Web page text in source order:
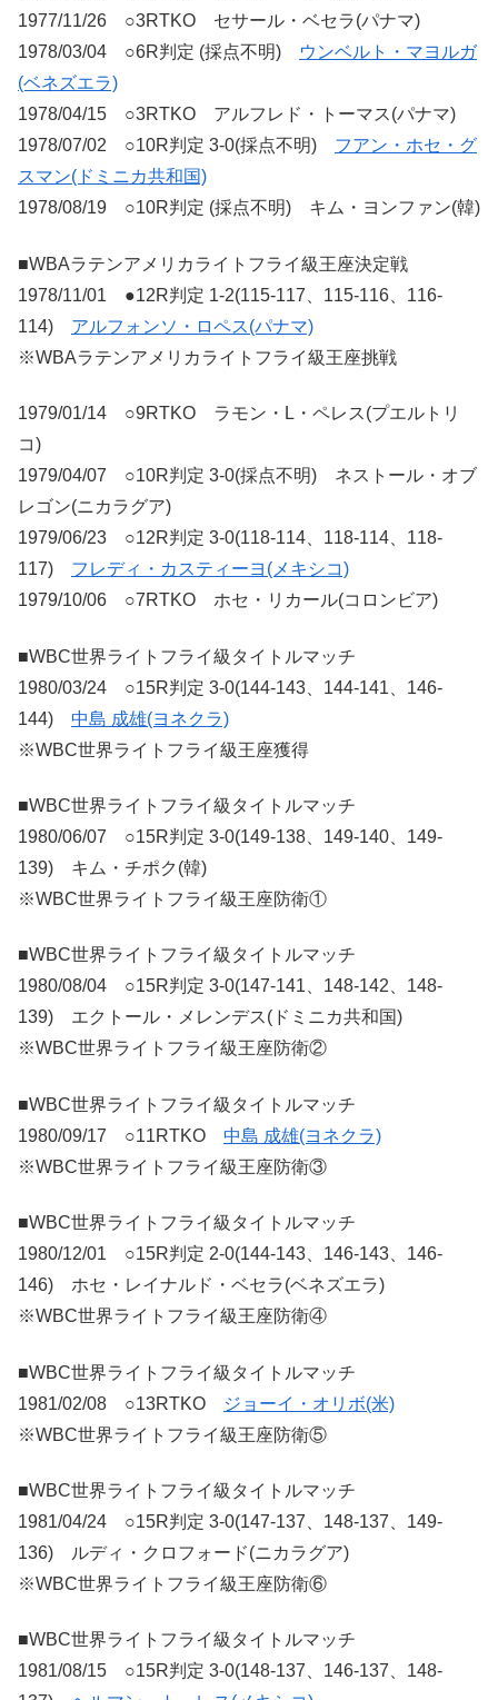
1977/11/26 ○3RTKO セサール・ベセラ(パナマ)
1978/03/04 ○6R判定 (採点不明)
ウンベルト・マヨルガ
(ベネズエラ)
1978/04/15 ○3RTKO アルフレド・トーマス(パナマ)
1978/07/02 ○10R判定 3-0(採点不明) フアン・ホセ・グ
スマン(ドミニカ共和国)
1978/08/19 ○10R判定 (採点不明) キム・ヨンファン(韓)
■WBAラテンアメリカライトフライ級王座決定戦
1978/11/01 ●12R判定 1-2(115-117、115-116、116-
114) アルフォンソ・ロペス(パナマ)
※WBAラテンアメリカライトフライ級王座挑戦
1979/01/14 ○9RTKO ラモン・L・ペレス(プエルトリ
コ)
1979/04/07 ○10R判定 3-0(採点不明) ネストール・オブ
レゴン(ニカラグア)
1979/06/23 ○12R判定 3-0(118-114、118-114、118-
117) フレディ・カスティーヨ(メキシコ)
1979/10/06 ○7RTKO ホセ・リカール(コロンビア)
■WBC世界ライトフライ級タイトルマッチ
1980/03/24 ○15R判定 3-0(144-143、144-141、146-
144) 中島 成雄(ヨネクラ)
※WBC世界ライトフライ級王座獲得
■WBC世界ライトフライ級タイトルマッチ
1980/06/07 ○15R判定 3-0(149-138、149-140、149-
139) キム・チポク(韓)
※WBC世界ライトフライ級王座防衛①
■WBC世界ライトフライ級タイトルマッチ
1980/08/04 ○15R判定 3-0(147-141、148-142、148-
139) エクトール・メレンデス(ドミニカ共和国)
※WBC世界ライトフライ級王座防衛②
■WBC世界ライトフライ級タイトルマッチ
1980/09/17 ○11RTKO 中島 成雄(ヨネクラ)
※WBC世界ライトフライ級王座防衛③
■WBC世界ライトフライ級タイトルマッチ
1980/12/01 ○15R判定 2-0(144-143、146-143、146-
146) ホセ・レイナルド・ベセラ(ベネズエラ)
※WBC世界ライトフライ級王座防衛④
■WBC世界ライトフライ級タイトルマッチ
1981/02/08 ○13RTKO
ジョーイ・オリボ(米)
※WBC世界ライトフライ級王座防衛⑤
■WBC世界ライトフライ級タイトルマッチ
1981/04/24 ○15R判定 3-0(147-137、148-137、149-
136) ルディ・クロフォード(ニカラグア)
※WBC世界ライトフライ級王座防衛⑥
■WBC世界ライトフライ級タイトルマッチ
1981/08/15 ○15R判定 3-0(148-137、146-137、148-